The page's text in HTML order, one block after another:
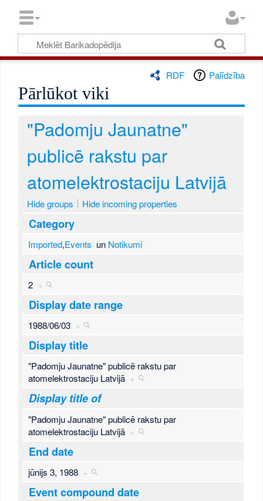
RDF Palīdzība
Pārlūkot viki
"Padomju Jaunatne"
publicē rakstu par
atomelektrostaciju Latvijā
Hide groups Hide incoming properties
Category
Imported,Events un Notikumi
Article count
2 +
Display date range
1988/06/03 +
Display title
"Padomju Jaunatne" publicē rakstu par
atomelektrostaciju Latvijā +
Display title of
"Padomju Jaunatne" publicē rakstu par
atomelektrostaciju Latvijā +
End date
jūnijs 3, 1988 +
Event compound date